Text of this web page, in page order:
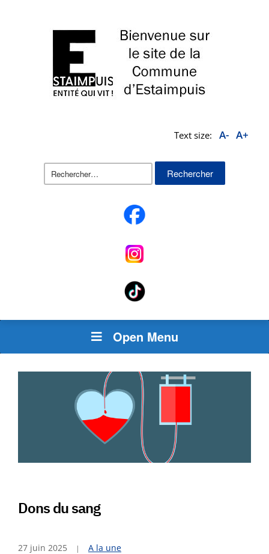
Text size: A- A+
Rechercher :
Open Menu
Dons du sang
27 juin 2025 A la une